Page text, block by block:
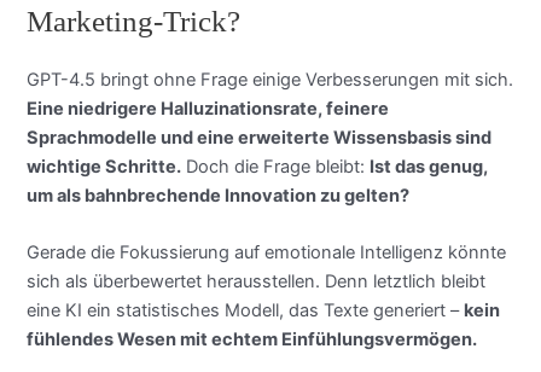
Marketing-Trick?
GPT-4.5 bringt ohne Frage einige Verbesserungen mit sich.
Eine niedrigere Halluzinationsrate, feinere
Sprachmodelle und eine erweiterte Wissensbasis sind
wichtige Schritte. Doch die Frage bleibt: Ist das genug,
um als bahnbrechende Innovation zu gelten?
Gerade die Fokussierung auf emotionale Intelligenz könnte
sich als überbewertet herausstellen. Denn letztlich bleibt
eine KI ein statistisches Modell, das Texte generiert – kein
fühlendes Wesen mit echtem Einfühlungsvermögen.